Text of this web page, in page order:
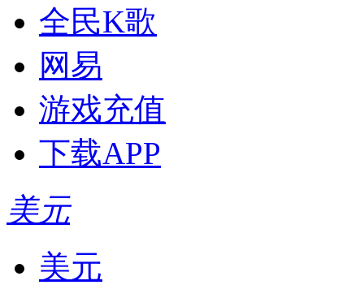
全民K歌
网易
游戏充值
下载APP
美元
美元